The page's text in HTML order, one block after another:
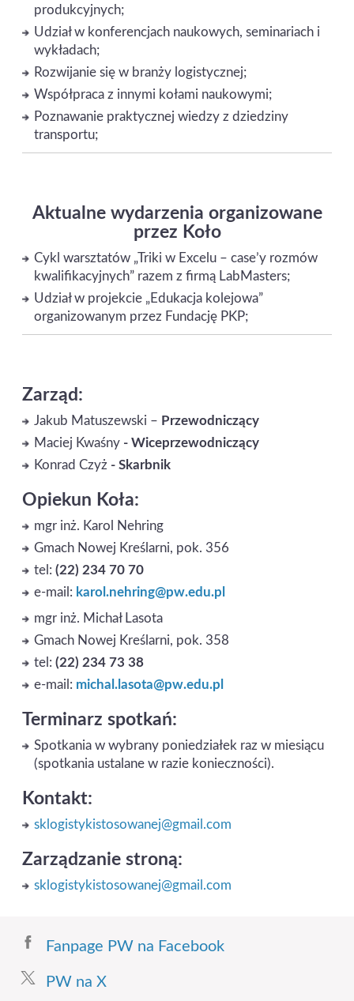
produkcyjnych;
Udział w konferencjach naukowych, seminariach i
wykładach;
Rozwijanie się w branży logistycznej;
Współpraca z innymi kołami naukowymi;
Poznawanie praktycznej wiedzy z dziedziny
transportu;
Aktualne wydarzenia organizowane
przez Koło
Cykl warsztatów „Triki w Excelu – case’y rozmów
kwalifikacyjnych” razem z firmą LabMasters;
Udział w projekcie „Edukacja kolejowa”
organizowanym przez Fundację PKP;
Zarząd:
Jakub Matuszewski – Przewodniczący
Maciej Kwaśny- Wiceprzewodniczący
Konrad Czyż- Skarbnik
Opiekun Koła:
mgr inż. Karol Nehring
Gmach Nowej Kreślarni, pok. 356
tel: (22) 234 70 70
e-mail: karol .nehring@pw.edu.pl
mgr inż. Michał Lasota
Gmach Nowej Kreślarni, pok. 358
tel: (22) 234 73 38
e-mail: michal.lasota@pw.edu.pl
Terminarz spotkań:
Spotkania w wybrany poniedziałek raz w miesiącu
(spotkania ustalane w razie konieczności).
Kontakt:
sklogistykistosowanej@gmail.com
Zarządzanie stroną:
sklogistykistosowanej@gmail.com
Fanpage PW na Facebook
PW na X